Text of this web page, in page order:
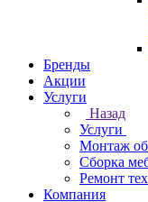
Бренды
Акции
Услуги
Назад
Услуги
Монтаж
Сборка
Ремонт
Компания